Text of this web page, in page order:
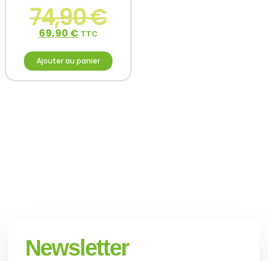
74,90€
69,90 € TTC
Ajouter au panier
Newsletter